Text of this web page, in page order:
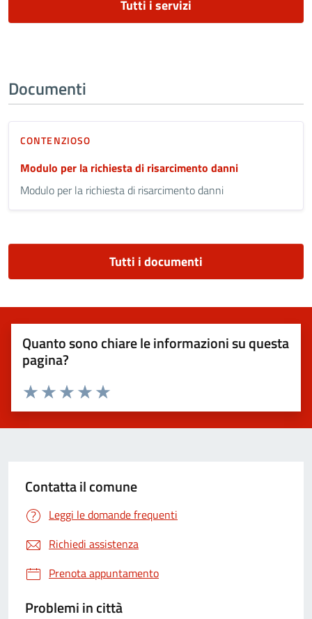
Tutti i servizi
Documenti
CONTENZIOSO
Modulo per la richiesta di risarcimento danni
Modulo per la richiesta di risarcimento danni
Tutti i documenti
Quanto sono chiare le informazioni su questa
pagina?
Valuta 5 stelle su 5
Valuta 4 stelle su 5
Valuta 3 stelle su 5
Valuta 2 stelle su 5
Valuta 1 stelle su 5
Contatta il comune
Leggi le domande frequenti
Richiedi assistenza
Prenota appuntamento
Problemi in città